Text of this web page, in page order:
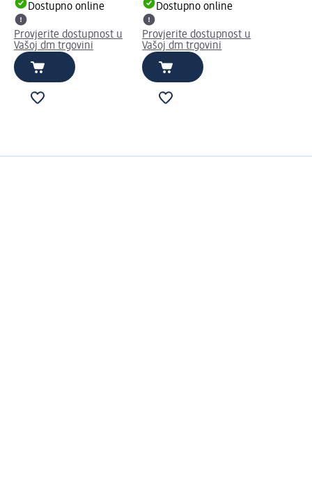
Dostupno online
Provjerite dostupnost u
Vašoj dm trgovini
Dostupno online
Provjerite dostupnost u
Vašoj dm trgovini